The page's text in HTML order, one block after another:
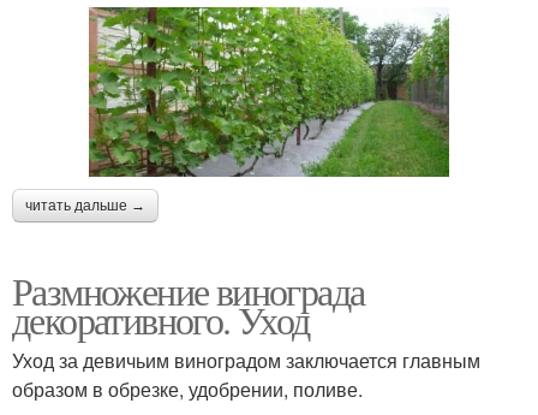
читать дальше →
Размножение винограда
декоративного. Уход
Уход за девичьим виноградом заключается главным
образом в обрезке, удобрении, поливе.